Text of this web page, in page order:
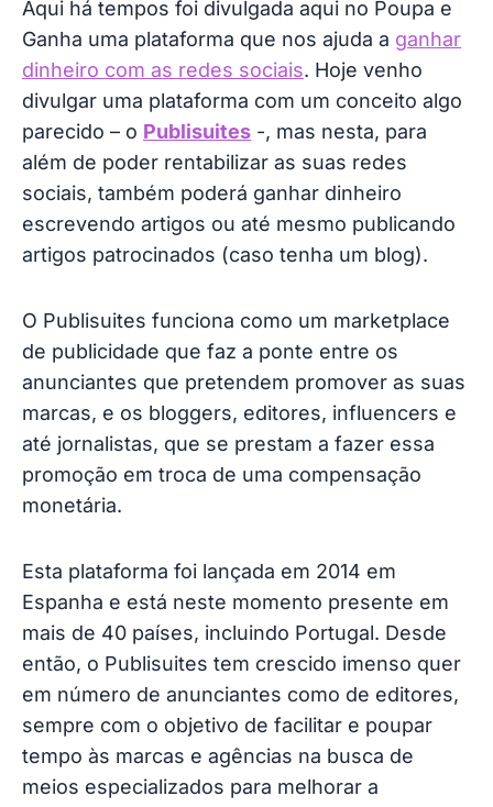
Aqui há tempos foi divulgada aqui no Poupa e
Ganha uma plataforma que nos ajuda a ganhar
dinheiro com as redes sociais. Hoje venho
divulgar uma plataforma com um conceito algo
parecido – o Publisuites -, mas nesta, para
além de poder rentabilizar as suas redes
sociais, também poderá ganhar dinheiro
escrevendo artigos ou até mesmo publicando
artigos patrocinados (caso tenha um blog).
O Publisuites funciona como um marketplace
de publicidade que faz a ponte entre os
anunciantes que pretendem promover as suas
marcas, e os bloggers, editores, influencers e
até jornalistas, que se prestam a fazer essa
promoção em troca de uma compensação
monetária.
Esta plataforma foi lançada em 2014 em
Espanha e está neste momento presente em
mais de 40 países, incluindo Portugal. Desde
então, o Publisuites tem crescido imenso quer
em número de anunciantes como de editores,
sempre com o objetivo de facilitar e poupar
tempo às marcas e agências na busca de
meios especializados para melhorar a